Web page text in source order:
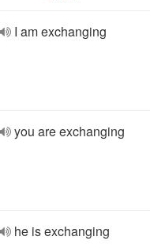
I am exchanging
you are exchanging
he is exchanging